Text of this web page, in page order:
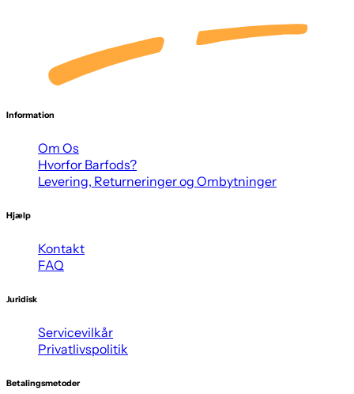
Information
Om Os
Hvorfor Barfods?
Levering, Returneringer og Ombytninger
Hjælp
Kontakt
FAQ
Juridisk
Servicevilkår
Privatlivspolitik
Betalingsmetoder